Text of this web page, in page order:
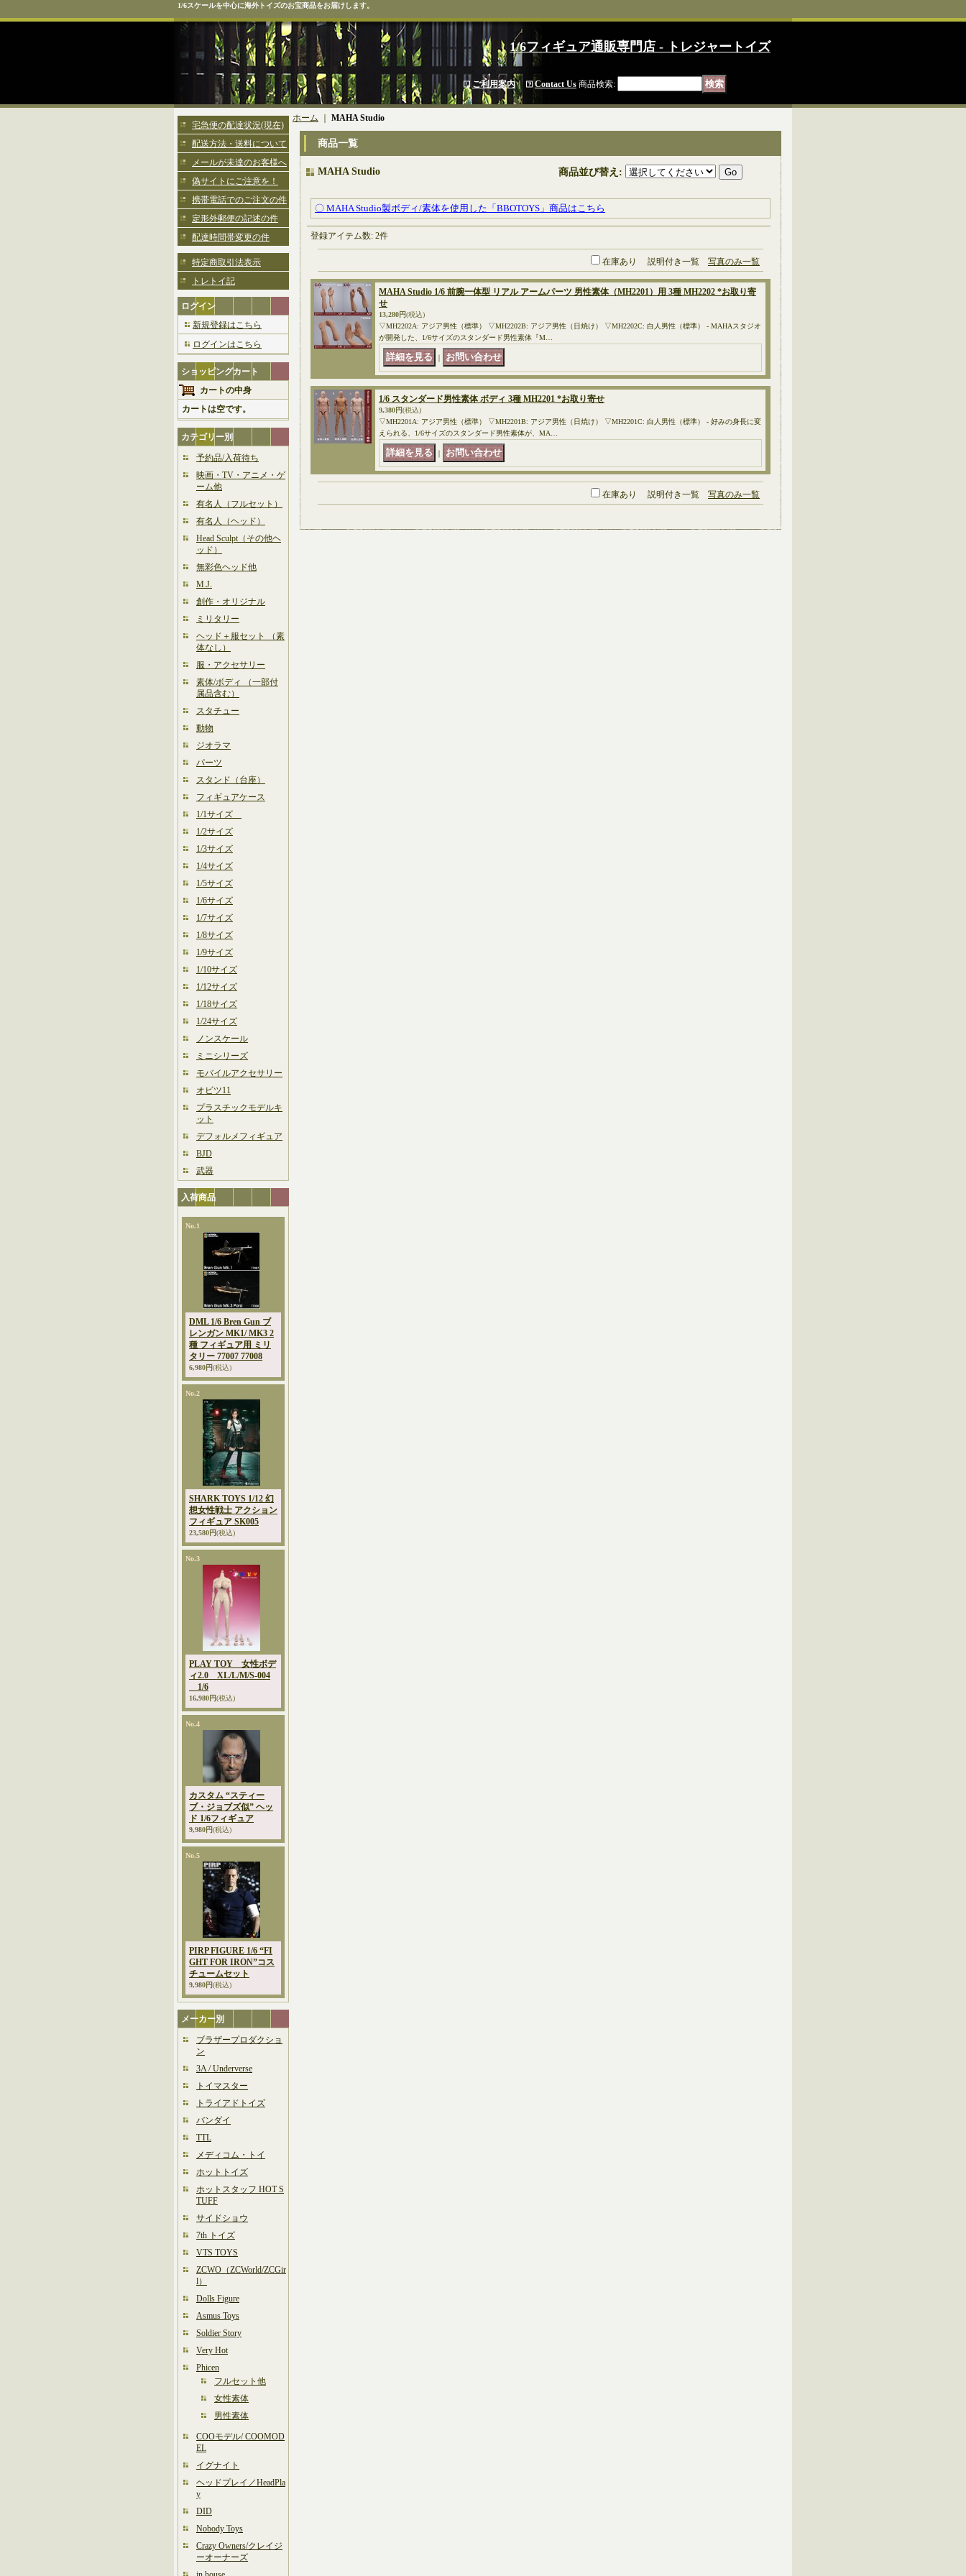
1/6スケールを中心に海外トイズのお宝商品をお届けします。
1/6フィギュア通販専門店 - トレジャートイズ
ご利用案内｜ Contact Us 商品検索:
宅急便の配達状況(現在)
配送方法・送料について
メールが未達のお客様へ
偽サイトにご注意を！
携帯電話でのご注文の件
定形外郵便の記述の件
配達時間帯変更の件
特定商取引法表示
トレトイ記
ログイン
新規登録はこちら
ログインはこちら
ショッピングカート
カートの中身
カートは空です。
カテゴリー別
予約品/入荷待ち
映画・TV・アニメ・ゲ
ーム他
有名人（フルセット）
有名人（ヘッド）
Head Sculpt（その他ヘ
ッド）
無彩色ヘッド他
M.J.
創作・オリジナル
ミリタリー
ヘッド＋服セット （素
体なし）
服・アクセサリー
素体/ボディ （一部付
属品含む）
スタチュー
動物
ジオラマ
パーツ
スタンド（台座）
フィギュアケース
1/1サイズ
1/2サイズ
1/3サイズ
1/4サイズ
1/5サイズ
1/6サイズ
1/7サイズ
1/8サイズ
1/9サイズ
1/10サイズ
1/12サイズ
1/18サイズ
1/24サイズ
ノンスケール
ミニシリーズ
モバイルアクセサリー
オビツ11
プラスチックモデルキ
ット
デフォルメフィギュア
BJD
武器
入荷商品
No.1
DML 1/6 Bren Gun ブ
レンガン MK1/ MK3 2
種 フィギュア用 ミリ
タリー 77007 77008
6,980円(税込)
No.2
SHARK TOYS 1/12 幻
想女性戦士 アクション
フィギュア SK005
23,580円(税込)
No.3
PLAY TOY 女性ボデ
ィ2.0 XL/L/M/S-004
1/6
16,980円(税込)
No.4
カスタム “スティー
ブ・ジョブズ似” ヘッ
ド 1/6フィギュア
9,980円(税込)
No.5
PIRP FIGURE 1/6 “FI
GHT FOR IRON”コス
チュームセット
9,980円(税込)
メーカー別
ブラザープロダクショ
ン
3A / Underverse
トイマスター
トライアドトイズ
バンダイ
TTL
メディコム・トイ
ホットトイズ
ホットスタッフ HOT S
TUFF
サイドショウ
7th トイズ
VTS TOYS
ZCWO（ZCWorld/ZCGir
l）
Dolls Figure
Asmus Toys
Soldier Story
Very Hot
Phicen
フルセット他
女性素体
男性素体
COOモデル/ COOMOD
EL
イグナイト
ヘッドプレイ／HeadPla
y
DID
Nobody Toys
Crazy Owners/クレイジ
ーオーナーズ
ホーム MAHA Studio
商品一覧
MAHA Studio 商品並び替え :
〇 MAHA Studio製ボディ/素体を使用した「BBOTOYS」商品はこちら
登録アイテム数: 2件
在庫あり 説明付き一覧 写真のみ一覧
MAHA Studio 1/6 前腕一体型 リアル アームパーツ 男性素体（MH2201）用 3種 MH2202 *お取り寄
せ
13,280円(税込)
▽MH2202A: アジア男性（標準） ▽MH2202B: アジア男性（日焼け） ▽MH2202C: 白人男性（標準） - MAHAスタジオ
が開発した、1/6サイズのスタンダード男性素体『M…
｜
1/6 スタンダード男性素体 ボディ 3種 MH2201 *お取り寄せ
9,380円(税込)
▽MH2201A: アジア男性（標準） ▽MH2201B: アジア男性（日焼け） ▽MH2201C: 白人男性（標準） - 好みの身長に変
えられる、1/6サイズのスタンダード男性素体が、MA…
｜
在庫あり 説明付き一覧 写真のみ一覧